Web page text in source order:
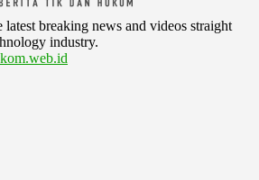
breaking news and videos straight
industry.